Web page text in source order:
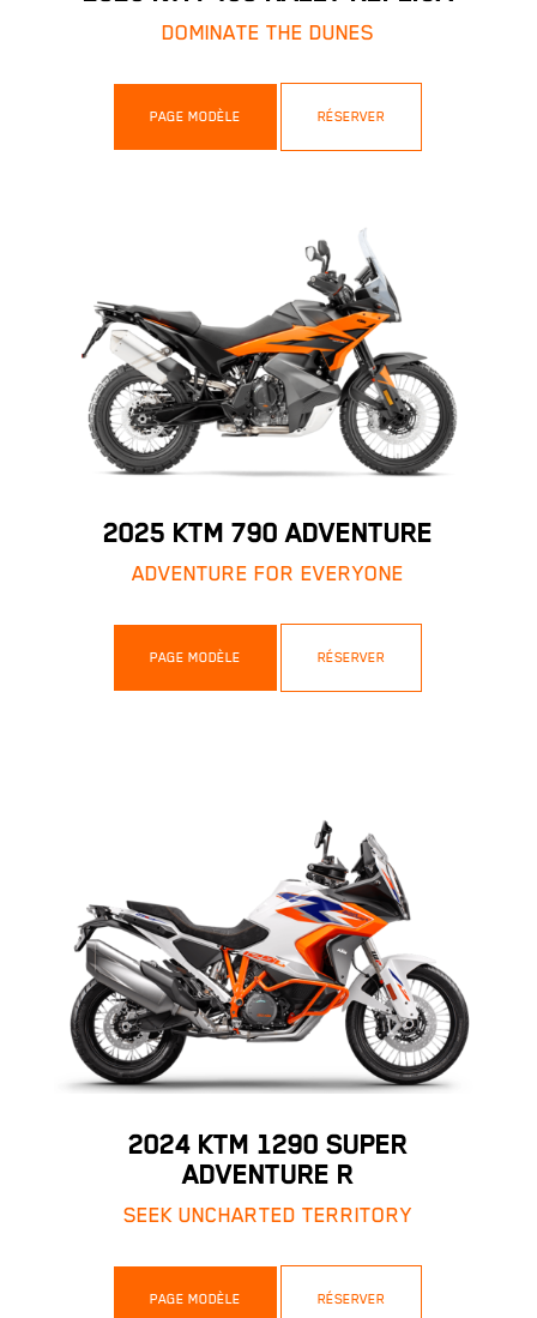
DOMINATE THE DUNES
PAGE MODÈLE RÉSERVER
2025 KTM 790 ADVENTURE
ADVENTURE FOR EVERYONE
PAGE MODÈLE RÉSERVER
2024 KTM 1290 SUPER
ADVENTURE R
SEEK UNCHARTED TERRITORY
PAGE MODÈLE RÉSERVER